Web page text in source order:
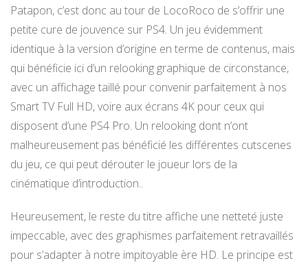
Patapon, c’est donc au tour de LocoRoco de s’offrir une
petite cure de jouvence sur PS4. Un jeu évidemment
identique à la version d’origine en terme de contenus, mais
qui bénéficie ici d’un relooking graphique de circonstance,
avec un affichage taillé pour convenir parfaitement à nos
Smart TV Full HD, voire aux écrans 4K pour ceux qui
disposent d’une PS4 Pro. Un relooking dont n’ont
malheureusement pas bénéficié les différentes cutscenes
du jeu, ce qui peut dérouter le joueur lors de la
cinématique d’introduction..
Heureusement, le reste du titre affiche une netteté juste
impeccable, avec des graphismes parfaitement retravaillés
pour s’adapter à notre impitoyable ère HD. Le principe est